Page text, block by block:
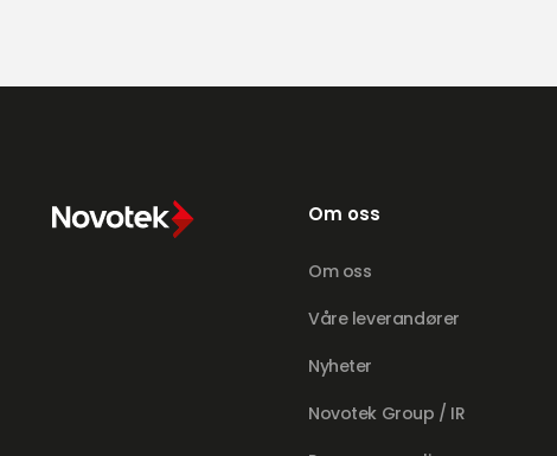
Om oss
Om oss
Våre leverandører
Nyheter
Novotek Group / IR